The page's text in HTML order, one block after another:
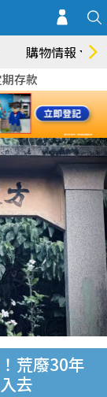
購物情報
存款
荒廢30年
去